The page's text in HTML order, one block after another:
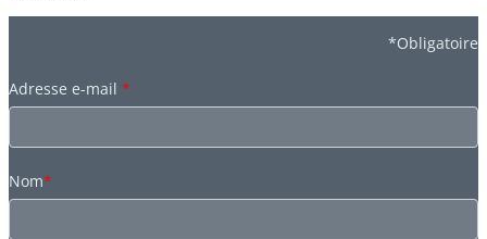
*Obligatoire
Adresse e-mail *
Nom*